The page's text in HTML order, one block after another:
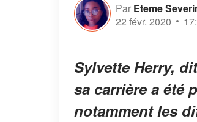
Par Eteme
22 févr. 2020
Sylvette Herry,
sa carrière a été
notamment les